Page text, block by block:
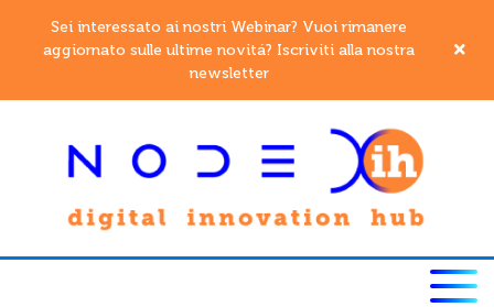
Sei interessato ai nostri Webinar? Vuoi rimanere
aggiornato sulle ultime novitá? Iscriviti alla nostra
newsletter